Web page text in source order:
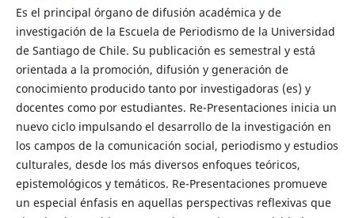
Es el principal órgano de difusión académica y de
investigación de la Escuela de Periodismo de la Universidad
de Santiago de Chile. Su publicación es semestral y está
orientada a la promoción, difusión y generación de
conocimiento producido tanto por investigadoras (es) y
docentes como por estudiantes. Re-Presentaciones inicia un
nuevo ciclo impulsando el desarrollo de la investigación en
los campos de la comunicación social, periodismo y estudios
culturales, desde los más diversos enfoques teóricos,
epistemológicos y temáticos. Re-Presentaciones promueve
un especial énfasis en aquellas perspectivas reflexivas que